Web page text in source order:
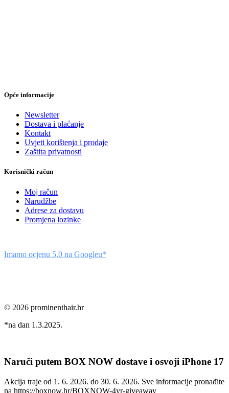
Opće informacije
Newsletter
Dostava i plaćanje
Kontakt
Uvjeti korištenja i prodaje
Zaštita privatnosti
Korisnički račun
Moj račun
Narudžbe
Adrese za dostavu
Promjena lozinke
Imamo ocjenu 5,0 na Googleu*
© 2026 prominenthair.hr
*na dan 1.3.2025.
Naruči putem BOX NOW dostave i osvoji iPhone 17
Akcija traje od 1. 6. 2026. do 30. 6. 2026. Sve informacije pronađite
na https://boxnow.hr/BOXNOW-4yr-giveaway